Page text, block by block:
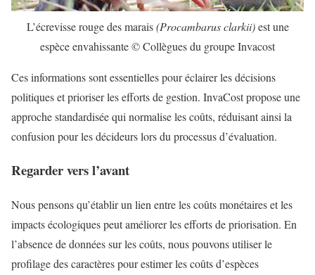
L’écrevisse rouge des marais(Procambarus clarkii)est une
espèce envahissante © Collègues du groupe Invacost
Ces informations sont essentielles pour éclairer les décisions
politiques et prioriser les efforts de gestion. InvaCost propose une
approche standardisée qui normalise les coûts, réduisant ainsi la
confusion pour les décideurs lors du processus d’évaluation.
Regarder vers l’avant
Nous pensons qu’établir un lien entre les coûts monétaires et les
impacts écologiques peut améliorer les efforts de priorisation. En
l’absence de données sur les coûts, nous pouvons utiliser le
profilage des caractères pour estimer les coûts d’espèces